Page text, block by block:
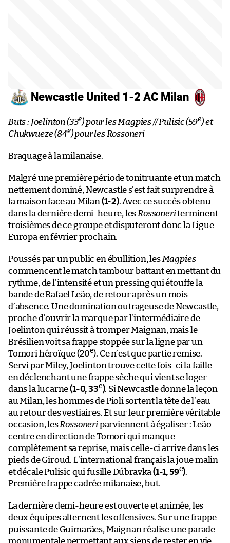
Newcastle United 1-2 AC Milan
Buts : Joelinton (33e) pour les Magpies // Pulisic (59e) et
Chukwueze (84e) pour les Rossoneri
Braquage à la milanaise.
Malgré une première période tonitruante et un match
nettement dominé, Newcastle s’est fait surprendre à
la maison face au Milan (1-2). Avec ce succès obtenu
dans la dernière demi-heure, les Rossoneriterminent
troisièmes de ce groupe et disputeront donc la Ligue
Europa en février prochain.
Poussés par un public en ébullition, les Magpies
commencent le match tambour battant en mettant du
rythme, de l’intensité et un pressing qui étouffe la
bande de Rafael Leão, de retour après un mois
d’absence. Une domination outrageuse de Newcastle,
proche d’ouvrir la marque par l’intermédiaire de
Joelinton qui réussit à tromper Maignan, mais le
Brésilien voit sa frappe stoppée sur la ligne par un
Tomori héroïque (20e). Ce n’est que partie remise.
Servi par Miley, Joelinton trouve cette fois-ci la faille
en déclenchant une frappe sèche qui vient se loger
dans la lucarne(1-0, 33e). Si Newcastle donne la leçon
au Milan, les hommes de Pioli sortent la tête de l’eau
au retour des vestiaires. Et sur leur première véritable
occasion, lesRossoneriparviennent à égaliser : Leão
centre en direction de Tomori qui manque
complètement sa reprise, mais celle-ci arrive dans les
pieds de Giroud. L’international français la joue malin
et décale Pulisic qui fusille Dúbravka (1-1, 59e).
Première frappe cadrée milanaise, but.
La dernière demi-heure est ouverte et animée, les
deux équipes alternent les offensives. Sur une frappe
puissante de Guimarães, Maignan réalise une parade